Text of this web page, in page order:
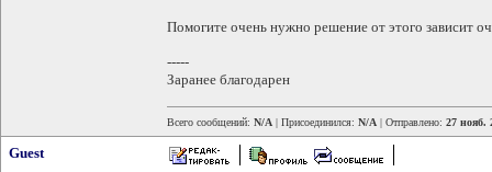
Помогите очень нужно решение от этого зависит
-----
Заранее благодарен
Всего сообщений: N/A | Присоединился: N/A | Отправлено: 27 нояб.
Guest